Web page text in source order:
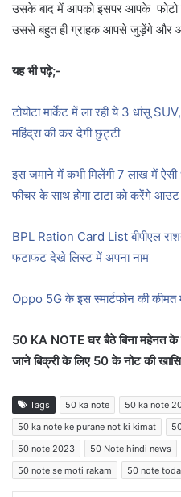
उसके बाद में आपको इसपर आपके फोटो
उससे बहुत ही ग्राहक आपसे जुड़ेंगे और
यह भी पढ़े;-
टोयोटा मार्केट में ला रही ये 3 धांसू
महिंद्रा की कर देगी छुट्टी
इस जमाने में कभी मिलेंगी 7 लाख में
फीचर के साथ होगा टाटा को करेंगे आउट
BPL Ration Card List बीपीएल
फटाफट देखे लिस्ट में अपना नाम
Oppo 5G के इस स्मार्टफोन की कीमत
50 KA NOTE घर बैठे बिना महेनत
जाने बिक्री के लिए 50 के नोट की
Tags 50 ka note 50 ka note
50 ka note ke purane not ki kimat
50 note 2023
50 Note hindi news
50 note se moti rakam
50 note